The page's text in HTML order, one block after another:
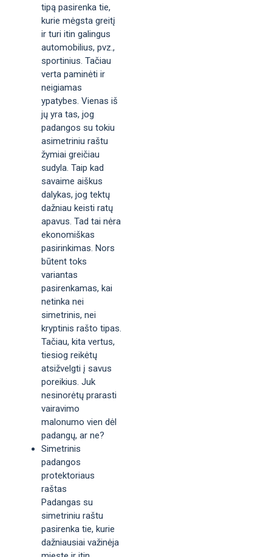
tipą pasirenka tie,
kurie mėgsta greitį
ir turi itin galingus
automobilius, pvz.,
sportinius. Tačiau
verta paminėti ir
neigiamas
ypatybes. Vienas iš
jų yra tas, jog
padangos su tokiu
asimetriniu raštu
žymiai greičiau
sudyla. Taip kad
savaime aiškus
dalykas, jog tektų
dažniau keisti ratų
apavus. Tad tai nėra
ekonomiškas
pasirinkimas. Nors
būtent toks
variantas
pasirenkamas, kai
netinka nei
simetrinis, nei
kryptinis rašto tipas.
Tačiau, kita vertus,
tiesiog reikėtų
atsižvelgti į savus
poreikius. Juk
nesinorėtų prarasti
vairavimo
malonumo vien dėl
padangų, ar ne?
Simetrinis
padangos
protektoriaus
raštas
Padangas su
simetriniu raštu
pasirenka tie, kurie
dažniausiai važinėja